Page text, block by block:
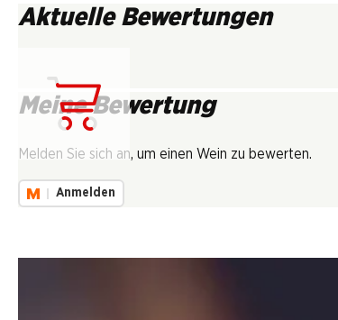
Aktuelle Bewertungen
Meine Bewertung
Melden Sie sich an, um einen Wein zu bewerten.
Anmelden